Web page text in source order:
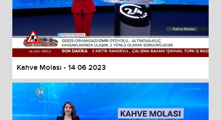
Kahve Molası - 14 06 2023